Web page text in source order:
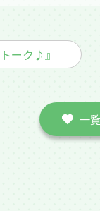
ーク♪』
一